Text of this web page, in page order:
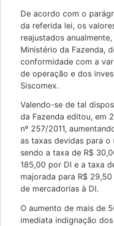
De acordo com o
da referida lei, os
reajustados
Ministério da Fazenda,
conformidade com a
de operação e dos
Siscomex.
Valendo-se de tal
da Fazenda editou, em
nº 257/2011,
as taxas devidas para o
sendo a taxa de R$
185,00 por DI e a taxa
majorada para R$
de mercadorias à DI.
O aumento de mais de
imediata indignação